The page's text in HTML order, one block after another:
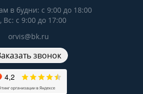
в будни: c 9:00 до 18:00
Вс: c 9:00 до 17:00
orvis@bk.ru
звонок